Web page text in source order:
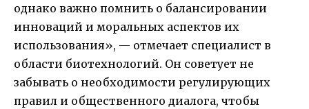
однако важно помнить о балансировании
инноваций и моральных аспектов их
использования», — отмечает специалист в
области биотехнологий. Он советует не
забывать о необходимости регулирующих
правил и общественного диалога, чтобы